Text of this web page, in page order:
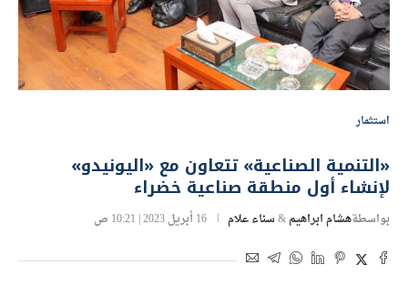
استثمار
«التنمية الصناعية» تتعاون مع «اليونيدو»
لإنشاء أول منطقة صناعية خضراء
بواسطةهشام ابراهيم&سناء علام 16 أبريل 2023 | 10:21 ص